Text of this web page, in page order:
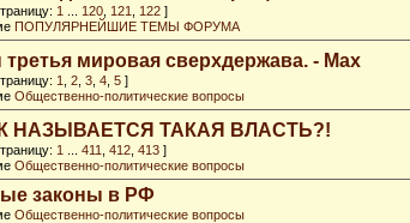
1 120 121 122 ]
ПОПУЛЯРНЕЙШИЕ ТЕМЫ ФОРУМА
мировая сверхдержава. - Max
1 2 3 4 5 ]
Общественно-политические вопросы
НАЗЫВАЕТСЯ ТАКАЯ ВЛАСТЬ?!
1 411 412 413 ]
Общественно-политические вопросы
законы в РФ
Общественно-политические вопросы